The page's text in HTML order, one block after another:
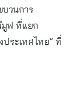
บวนการ
มูฟ ที่แยก
ประเทศไทย” ที่